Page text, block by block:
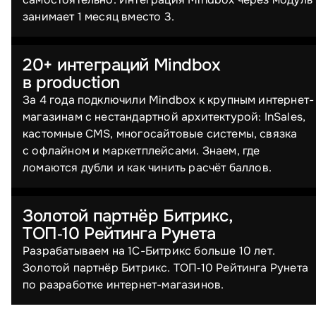
занимает 1 месяц вместо 3.
20+ интеграций Mindbox
в production
За 4 года подключили Mindbox к крупным интернет-
магазинам с нестандартной архитектурой: InSales,
кастомные CMS, многосайтовые системы, связка
с офлайном и маркетплейсами. Знаем, где
ломаются дубли и как чинить расчёт баллов.
Золотой партнёр Битрикс,
ТОП‑10 Рейтинга Рунета
Разрабатываем на 1С-Битрикс больше 10 лет.
Золотой партнёр Битрикс. ТОП‑10 Рейтинга Рунета
по разработке интернет-магазинов.